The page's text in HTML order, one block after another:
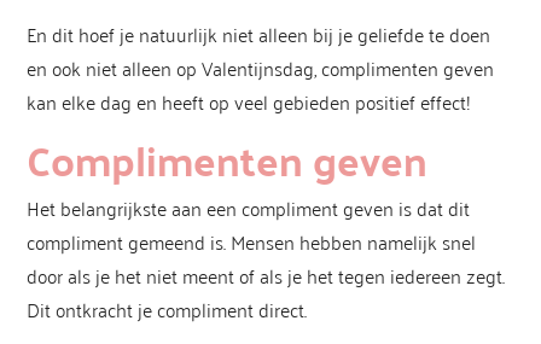
En dit hoef je natuurlijk niet alleen bij je geliefde te doen
en ook niet alleen op Valentijnsdag, complimenten geven
kan elke dag en heeft op veel gebieden positief effect!
Complimenten geven
Het belangrijkste aan een compliment geven is dat dit
compliment gemeend is. Mensen hebben namelijk snel
door als je het niet meent of als je het tegen iedereen zegt.
Dit ontkracht je compliment direct.